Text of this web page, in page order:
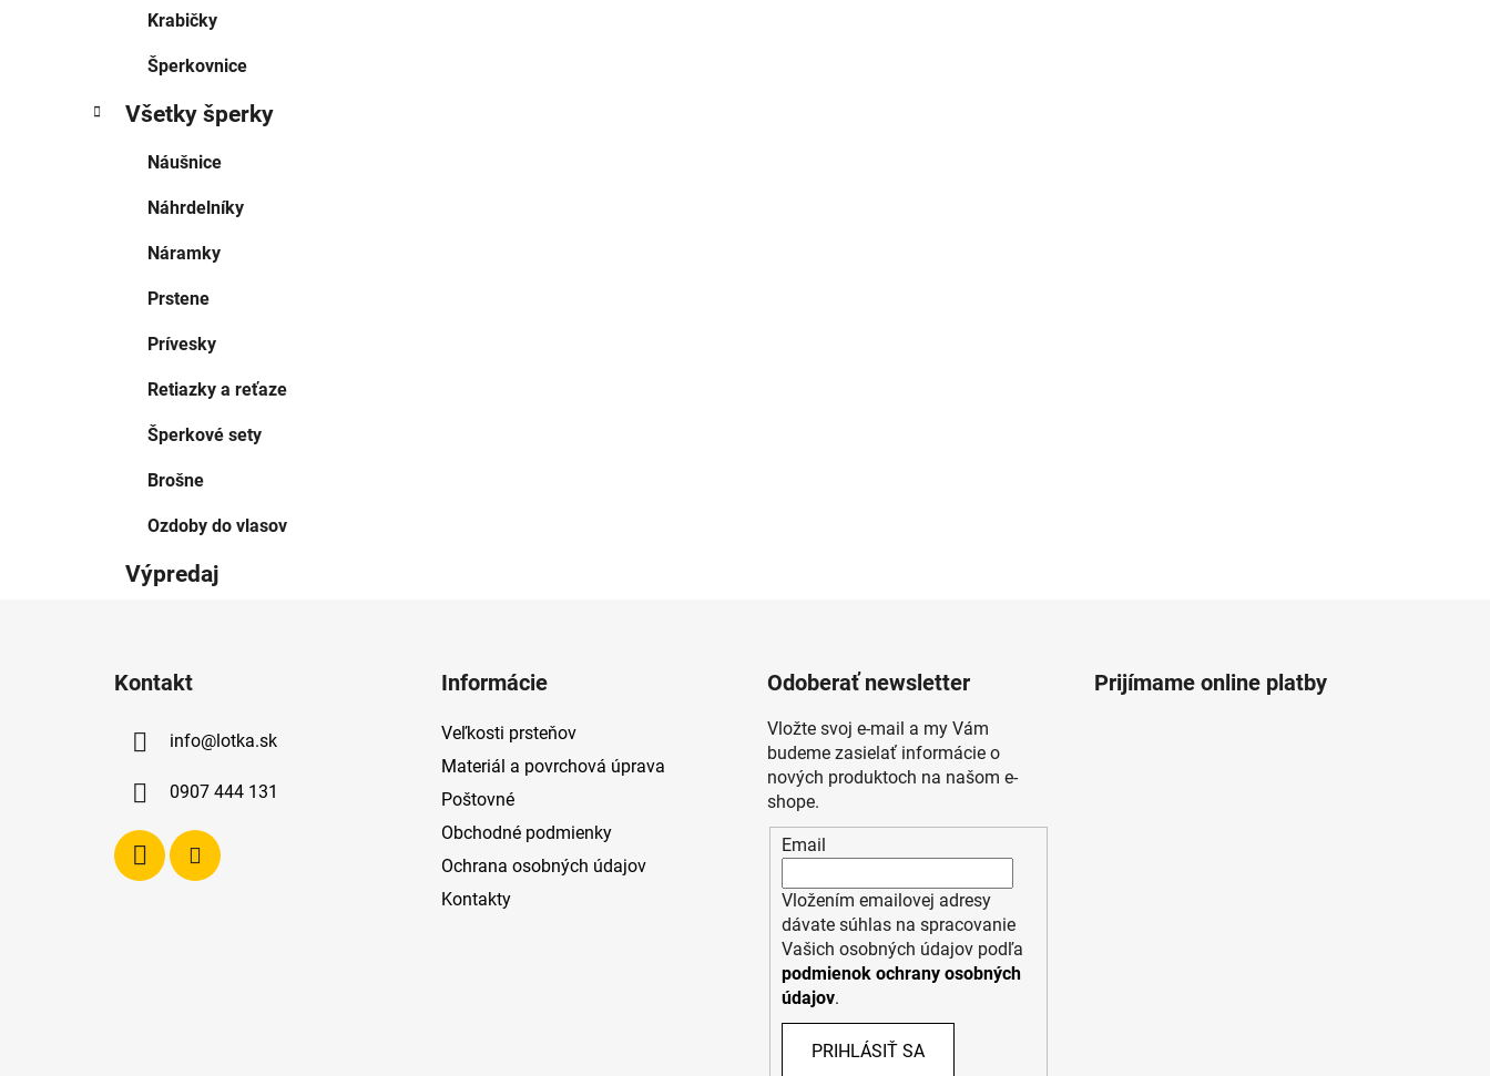
Krabičky
Šperkovnice
Všetky šperky
Náušnice
Náhrdelníky
Náramky
Prstene
Prívesky
Retiazky a reťaze
Šperkové sety
Brošne
Ozdoby do vlasov
Výpredaj
Kontakt
info@lotka.sk
0907 444 131
Informácie
Veľkosti prsteňov
Materiál a povrchová úprava
Poštovné
Obchodné podmienky
Ochrana osobných údajov
Kontakty
Odoberať newsletter
Vložte svoj e-mail a my Vám
budeme zasielať informácie o
nových produktoch na našom e-
shope.
Email
Vložením emailovej adresy
dávate súhlas na spracovanie
Vašich osobných údajov podľa
podmienok ochrany osobných
údajov.
PRIHLÁSIŤ SA
Prijímame online platby